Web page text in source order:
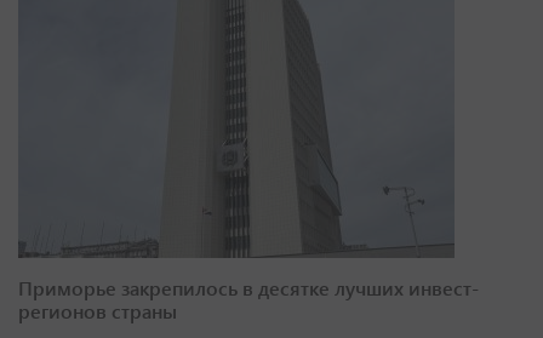
Приморье закрепилось в десятке лучших инвест-
регионов страны